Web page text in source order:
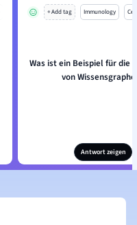
+ Add tag Immunology
Was ist ein Beispiel für die
von
Antwort zeigen